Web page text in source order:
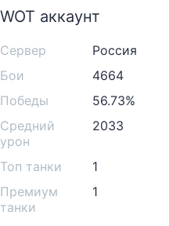
WOT аккаунт
Сервер
Россия
Бои
4664
Победы
56.73%
Средний
урон
2033
Топ танки
1
Премиум
танки
1